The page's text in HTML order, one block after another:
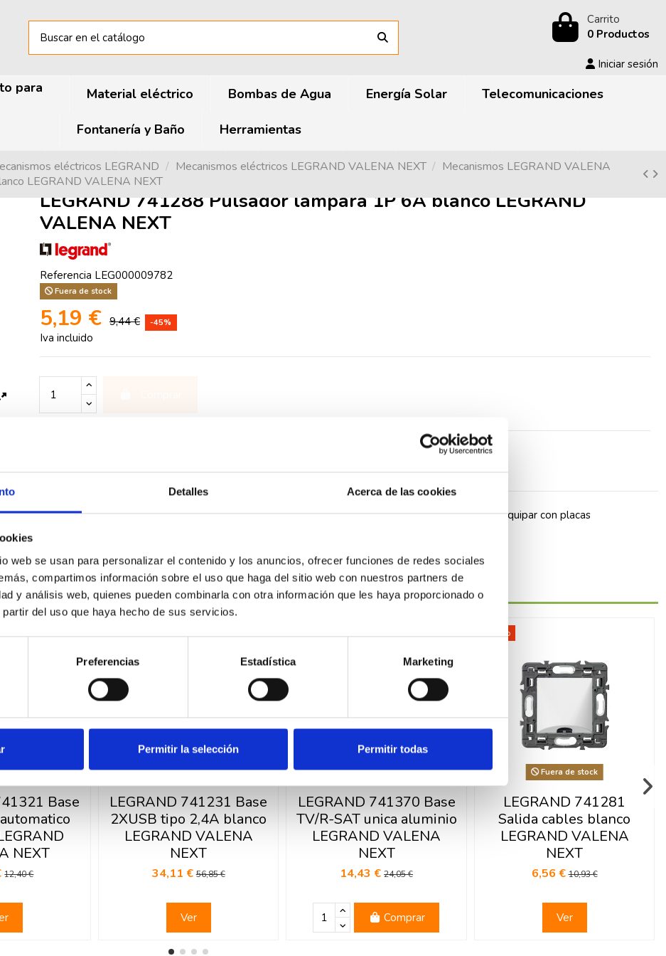
Detalles Acerca de las cookies
web se usan para personalizar el contenido y los anuncios, ofrecer funciones de redes sociales
compartimos información sobre el uso que haga del sitio web con nuestros partners de
y análisis web, quienes pueden combinarla con otra información que les haya proporcionado o
del uso que haya hecho de sus servicios.
Preferencias Estadística Marketing
Permitir la selección Permitir todas
Carrito
0 Productos
Iniciar sesión
para Material eléctrico Bombas de Agua Energía Solar Telecomunicaciones
Fontanería y Baño Herramientas
eléctricos LEGRAND Mecanismos eléctricos LEGRAND VALENA NEXT
Mecanismos LEGRAND VALENA
LEGRAND VALENA NEXT
LEGRAND 741288 Pulsador lampara 1P 6A blanco LEGRAND
VALENA NEXT
Referencia LEG000009782
Fuera de stock
5,19 € 9,44 € -45%
Iva incluido
Bornes automáticos, blanco. Los pulsadores Valena Next se suministran con frontal de acabado para equipar con placas
stock
Base
NEXT
12,40 €
-40%
Fuera de stock
LEGRAND 741231 Base
2XUSB tipo 2,4A blanco
LEGRAND VALENA
NEXT
34,11 €56,85 €
Ver
-40%
LEGRAND 741370 Base
TV/R-SAT unica aluminio
LEGRAND VALENA
NEXT
14,43 €24,05 €
Comprar
-40%
Fuera de stock
LEGRAND 741281
Salida cables blanco
LEGRAND VALENA
NEXT
6,56 €10,93 €
Ver